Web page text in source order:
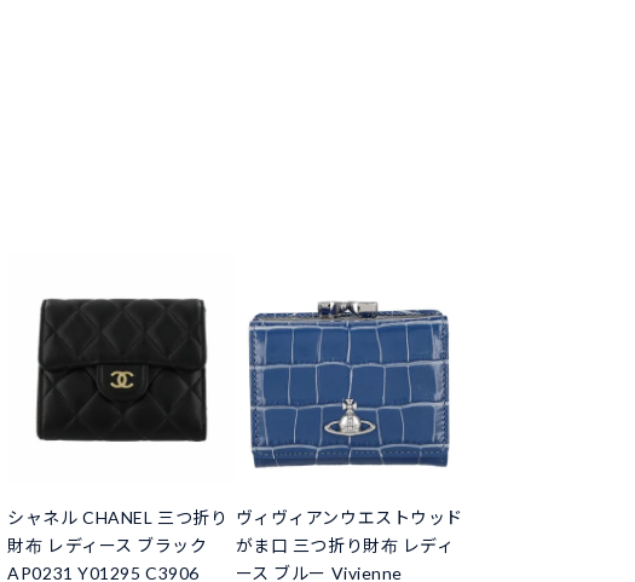
シャネル CHANEL 三つ折り
財布 レディース ブラック
AP0231 Y01295 C3906
ヴィヴィアンウエストウッド
がま口 三つ折り財布 レディ
ース ブルー Vivienne